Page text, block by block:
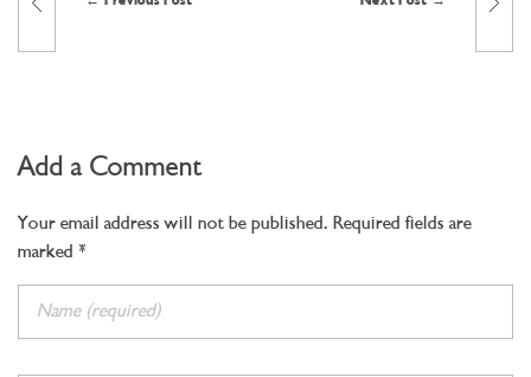
Add a Comment
Your email address will not be published. Required fields are
marked *